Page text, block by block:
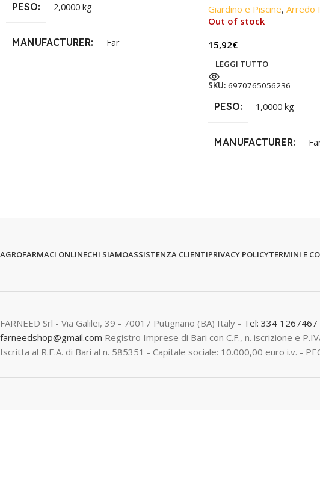
PESO 2,0000 kg
MANUFACTURER Far
Giardino e Piscine, Arredo
Out of stock
15,92€
LEGGI TUTTO
SKU: 6970765056236
PESO 1,0000 kg
MANUFACTURER
AGROFARMACI ONLINECHI SIAMOASSISTENZA CLIENTIPRIVACY POLICYTERMINI E
FARNEED Srl - Via Galilei, 39 - 70017 Putignano (BA) Italy - Tel: 334 1267467
farneedshop@gmail.com Registro Imprese di Bari con C.F., n. iscrizione e
Iscritta al R.E.A. di Bari al n. 585351 - Capitale sociale: 10.000,00 euro i.v. -